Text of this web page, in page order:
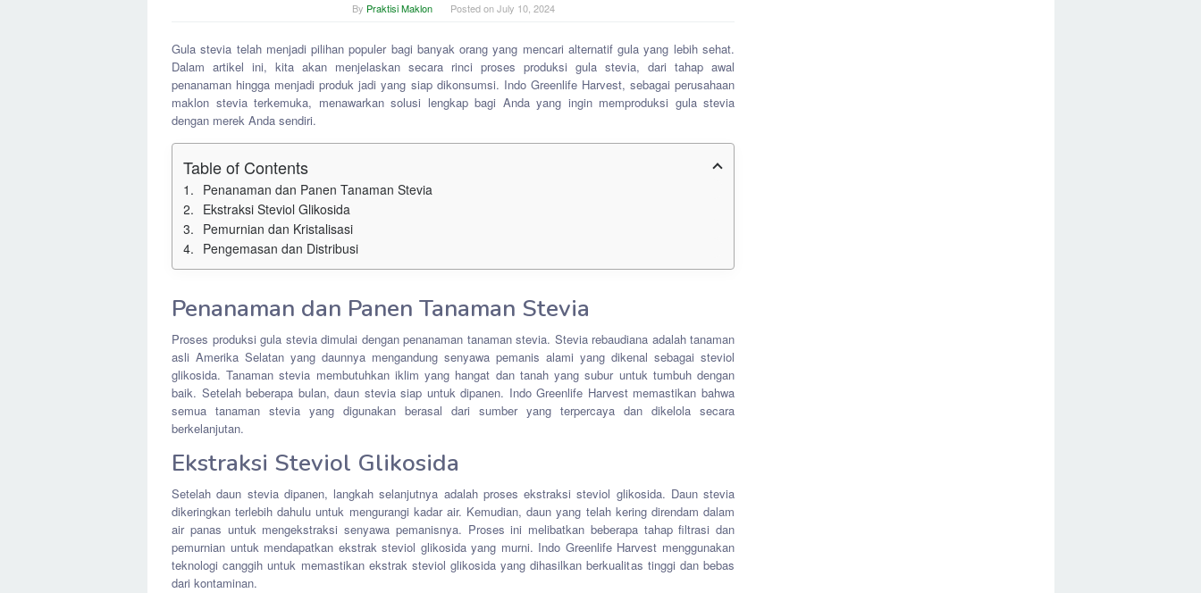
By Praktisi Maklon Posted onJuly 10, 2024
Gula stevia telah menjadi pilihan populer bagi banyak orang yang mencari alternatif gula yang lebih sehat.
Dalam artikel ini, kita akan menjelaskan secara rinci proses produksi gula stevia, dari tahap awal
penanaman hingga menjadi produk jadi yang siap dikonsumsi. Indo Greenlife Harvest, sebagai perusahaan
maklon stevia terkemuka, menawarkan solusi lengkap bagi Anda yang ingin memproduksi gula stevia
dengan merek Anda sendiri.
Table of Contents
Penanaman dan Panen Tanaman Stevia
Ekstraksi Steviol Glikosida
Pemurnian dan Kristalisasi
Pengemasan dan Distribusi
Penanaman dan Panen Tanaman Stevia
Proses produksi gula stevia dimulai dengan penanaman tanaman stevia. Stevia rebaudiana adalah tanaman
asli Amerika Selatan yang daunnya mengandung senyawa pemanis alami yang dikenal sebagai steviol
glikosida. Tanaman stevia membutuhkan iklim yang hangat dan tanah yang subur untuk tumbuh dengan
baik. Setelah beberapa bulan, daun stevia siap untuk dipanen. Indo Greenlife Harvest memastikan bahwa
semua tanaman stevia yang digunakan berasal dari sumber yang terpercaya dan dikelola secara
berkelanjutan.
Ekstraksi Steviol Glikosida
Setelah daun stevia dipanen, langkah selanjutnya adalah proses ekstraksi steviol glikosida. Daun stevia
dikeringkan terlebih dahulu untuk mengurangi kadar air. Kemudian, daun yang telah kering direndam dalam
air panas untuk mengekstraksi senyawa pemanisnya. Proses ini melibatkan beberapa tahap filtrasi dan
pemurnian untuk mendapatkan ekstrak steviol glikosida yang murni. Indo Greenlife Harvest menggunakan
teknologi canggih untuk memastikan ekstrak steviol glikosida yang dihasilkan berkualitas tinggi dan bebas
dari kontaminan.